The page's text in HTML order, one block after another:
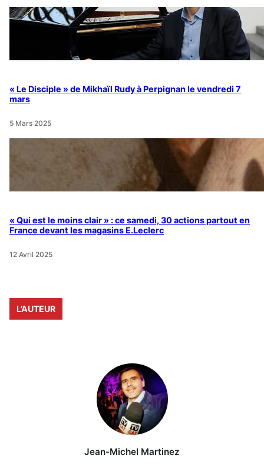
« Le Disciple » de Mikhaïl Rudy à Perpignan le vendredi 7
mars
5 Mars 2025
« Qui est le moins clair » : ce samedi, 30 actions partout en
France devant les magasins E.Leclerc
12 Avril 2025
L’AUTEUR
Jean-Michel Martinez